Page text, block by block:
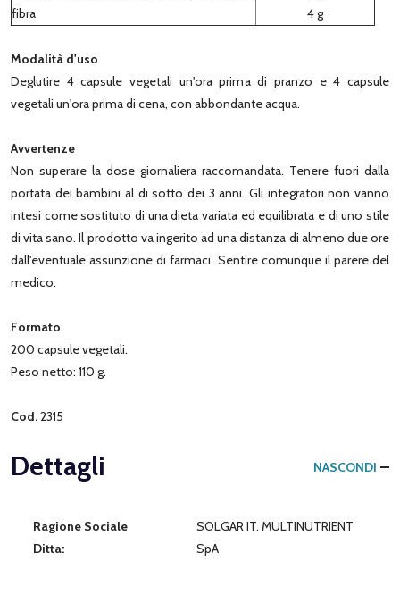
fibra
4 g
Modalità d'uso
Deglutire 4 capsule vegetali un'ora prima di pranzo e 4 capsule
vegetali un'ora prima di cena, con abbondante acqua.
Avvertenze
Non superare la dose giornaliera raccomandata. Tenere fuori dalla
portata dei bambini al di sotto dei 3 anni. Gli integratori non vanno
intesi come sostituto di una dieta variata ed equilibrata e di uno stile
di vita sano. Il prodotto va ingerito ad una distanza di almeno due ore
dall'eventuale assunzione di farmaci. Sentire comunque il parere del
medico.
Formato
200 capsule vegetali.
Peso netto: 110 g.
Cod.2315
Dettagli NASCONDI
Ragione Sociale
Ditta:
SOLGAR IT. MULTINUTRIENT
SpA